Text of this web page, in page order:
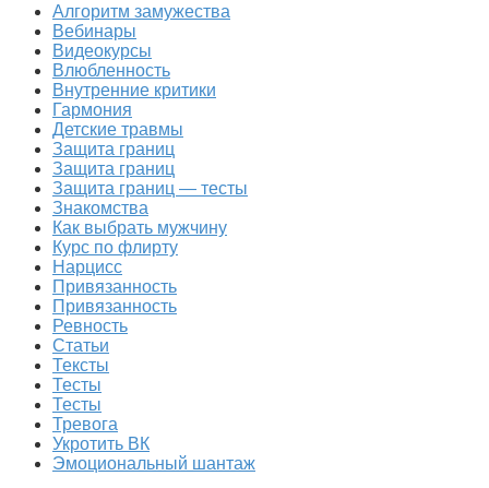
Алгоритм замужества
Вебинары
Видеокурсы
Влюбленность
Внутренние критики
Гармония
Детские травмы
Защита границ
Защита границ
Защита границ — тесты
Знакомства
Как выбрать мужчину
Курс по флирту
Нарцисс
Привязанность
Привязанность
Ревность
Статьи
Тексты
Тесты
Тесты
Тревога
Укротить ВК
Эмоциональный шантаж